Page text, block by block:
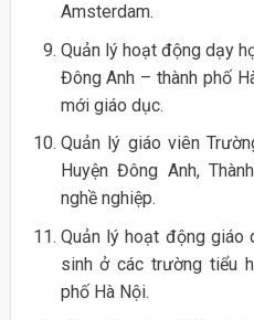
Amsterdam.
Quản lý hoạt động dạy
Đông Anh – thành phố
mới giáo dục.
Quản lý giáo viên
Huyện Đông Anh,
nghề nghiệp.
Quản lý hoạt động giáo
sinh ở các trường tiểu
phố Hà Nội.